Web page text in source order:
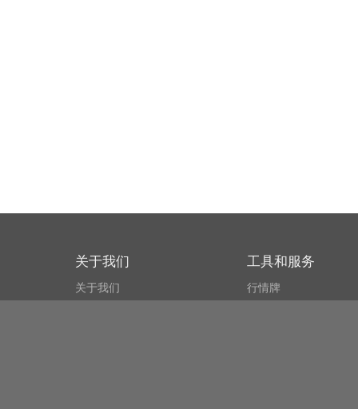
关于我们
关于我们
工具和服务
行情牌